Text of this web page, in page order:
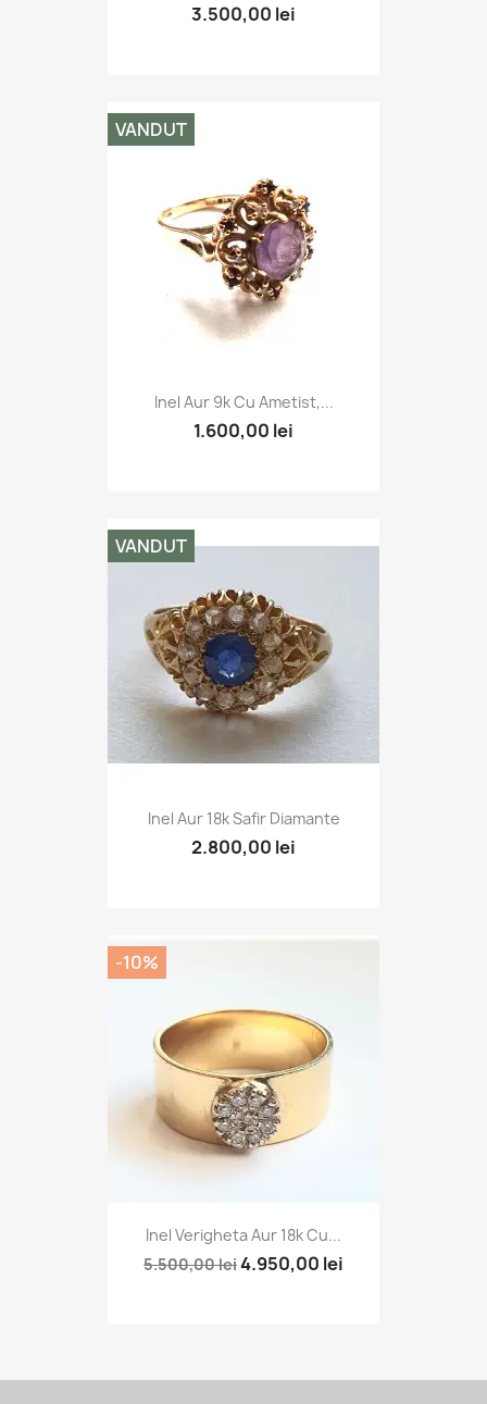
3.500,00 lei
Inel Aur 9k Cu Ametist,...
1.600,00 lei
VANDUT
Inel Aur 18k Safir Diamante
2.800,00 lei
VANDUT
Inel Verigheta Aur 18k Cu...
5.500,00 lei4.950,00 lei
-10%